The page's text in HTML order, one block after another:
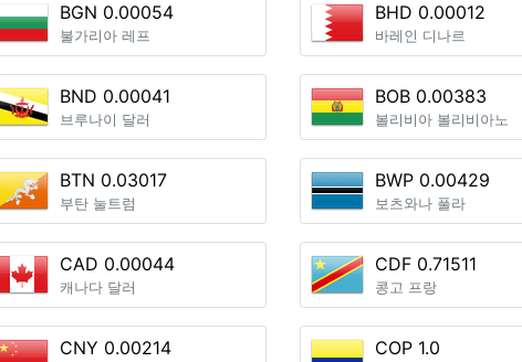
BGN 0.00054
불가리아 레프
BHD 0.00012
바레인 디나르
BND 0.00041
브루나이 달러
BOB 0.00383
볼리비아 볼리비아노
BTN 0.03017
부탄 눌트럼
BWP 0.00429
보츠와나 풀라
CAD 0.00044
캐나다 달러
CDF 0.71511
콩고 프랑
CNY 0.00214 COP 1.0